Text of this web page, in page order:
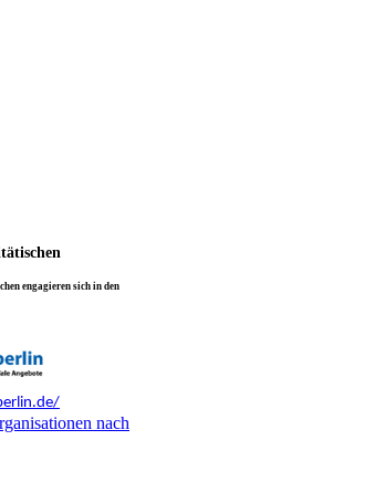
engagieren sich in den
nach